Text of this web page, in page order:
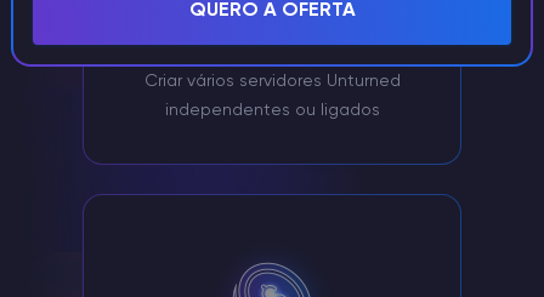
Unturned Partilha de servidores
Criar vários servidores Unturned
independentes ou ligados
QUERO A OFERTA